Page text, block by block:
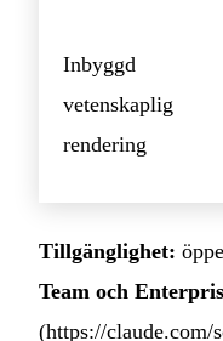
Inbyggd
vetenskaplig
rendering
Tillgänglighet:
Team och
(https://claude.com/